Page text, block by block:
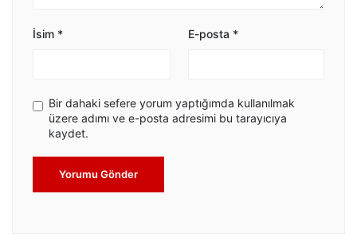
İsim * E-posta *
Bir dahaki sefere yorum yaptığımda kullanılmak
üzere adımı ve e-posta adresimi bu tarayıcıya
kaydet.
Yorumu Gönder